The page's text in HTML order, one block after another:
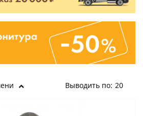
Выводить по: 20